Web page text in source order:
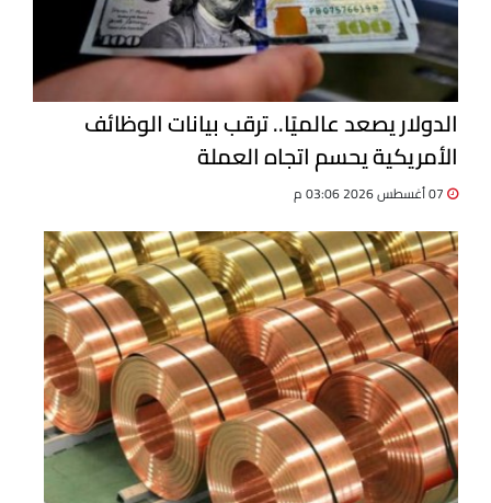
الدولار يصعد عالميًا.. ترقب بيانات الوظائف
الأمريكية يحسم اتجاه العملة